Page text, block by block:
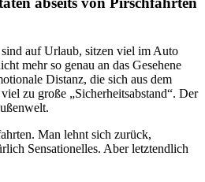
auf Urlaub, sitzen viel im Auto
mehr so genau an das Gesehene
Distanz, die sich aus dem
zu große „Sicherheitsabstand“. Der
Man lehnt sich zurück,
Sensationelles. Aber letztendlich